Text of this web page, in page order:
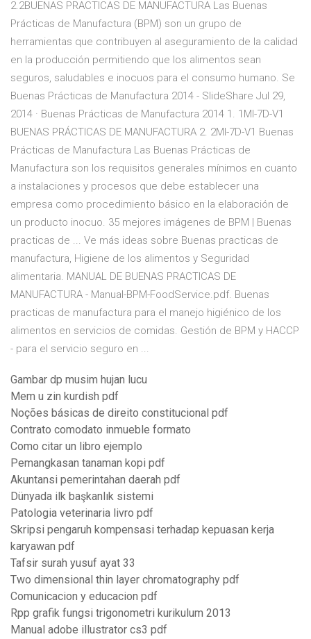
2.2BUENAS PRACTICAS DE MANUFACTURA Las Buenas
Prácticas de Manufactura (BPM) son un grupo de
herramientas que contribuyen al aseguramiento de la calidad
en la producción permitiendo que los alimentos sean
seguros, saludables e inocuos para el consumo humano. Se
Buenas Prácticas de Manufactura 2014 - SlideShare Jul 29,
2014 · Buenas Prácticas de Manufactura 2014 1. 1MI-7D-V1
BUENAS PRÁCTICAS DE MANUFACTURA 2. 2MI-7D-V1 Buenas
Prácticas de Manufactura Las Buenas Prácticas de
Manufactura son los requisitos generales mínimos en cuanto
a instalaciones y procesos que debe establecer una
empresa como procedimiento básico en la elaboración de
un producto inocuo. 35 mejores imágenes de BPM | Buenas
practicas de ... Ve más ideas sobre Buenas practicas de
manufactura, Higiene de los alimentos y Seguridad
alimentaria. MANUAL DE BUENAS PRACTICAS DE
MANUFACTURA - Manual-BPM-FoodService.pdf. Buenas
practicas de manufactura para el manejo higiénico de los
alimentos en servicios de comidas. Gestión de BPM y HACCP
- para el servicio seguro en ...
Gambar dp musim hujan lucu
Mem u zin kurdish pdf
Noções básicas de direito constitucional pdf
Contrato comodato inmueble formato
Como citar un libro ejemplo
Pemangkasan tanaman kopi pdf
Akuntansi pemerintahan daerah pdf
Dünyada ilk başkanlık sistemi
Patologia veterinaria livro pdf
Skripsi pengaruh kompensasi terhadap kepuasan kerja
karyawan pdf
Tafsir surah yusuf ayat 33
Two dimensional thin layer chromatography pdf
Comunicacion y educacion pdf
Rpp grafik fungsi trigonometri kurikulum 2013
Manual adobe illustrator cs3 pdf